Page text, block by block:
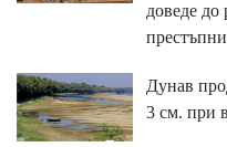
доведе до
Дунав
3 см. при